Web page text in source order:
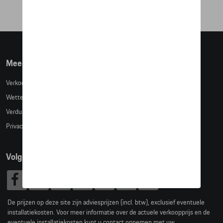
Meer info
Verkoopsvoorwaarden
Wettelijke bepalingen
Verduidelijking kledingmaten
Privacybeleid
Volg Ons
De prijzen op deze site zijn adviesprijzen (incl. btw), exclusief eventuele
installatiekosten. Voor meer informatie over de actuele verkoopprijs en de